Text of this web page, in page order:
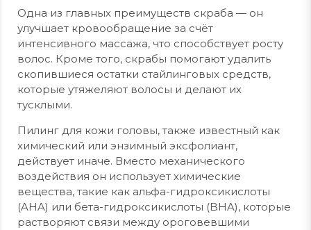
Одна из главных преимуществ скраба — он
улучшает кровообращение за счёт
интенсивного массажа, что способствует росту
волос. Кроме того, скрабы помогают удалить
скопившиеся остатки стайлинговых средств,
которые утяжеляют волосы и делают их
тусклыми.
Пилинг для кожи головы, также известный как
химический или энзимный эксфолиант,
действует иначе. Вместо механического
воздействия он использует химические
вещества, такие как альфа-гидроксикислоты
(AHA) или бета-гидроксикислоты (BHA), которые
растворяют связи между ороговевшими